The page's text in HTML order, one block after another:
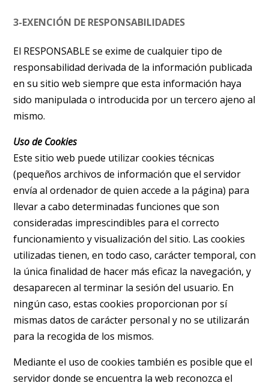
3-EXENCIÓN DE RESPONSABILIDADES
El RESPONSABLE se exime de cualquier tipo de
responsabilidad derivada de la información publicada
en su sitio web siempre que esta información haya
sido manipulada o introducida por un tercero ajeno al
mismo.
Uso de Cookies
Este sitio web puede utilizar cookies técnicas
(pequeños archivos de información que el servidor
envía al ordenador de quien accede a la página) para
llevar a cabo determinadas funciones que son
consideradas imprescindibles para el correcto
funcionamiento y visualización del sitio. Las cookies
utilizadas tienen, en todo caso, carácter temporal, con
la única finalidad de hacer más eficaz la navegación, y
desaparecen al terminar la sesión del usuario. En
ningún caso, estas cookies proporcionan por sí
mismas datos de carácter personal y no se utilizarán
para la recogida de los mismos.
Mediante el uso de cookies también es posible que el
servidor donde se encuentra la web reconozca el